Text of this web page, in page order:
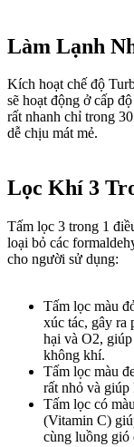
Làm Lạnh
Kích hoạt chế độ
sẽ hoạt động ở cấp
rất nhanh chỉ trong
dễ chịu mát mẻ.
Lọc Khí 3
Tấm lọc 3 trong 1
loại bỏ các
cho người sử dụng:
Tấm lọc màu
xúc tác, gây ra
hại và O2,
không khí.
Tấm lọc màu
rất nhỏ và
Tấm lọc có
(Vitamin C)
cùng luồng gió